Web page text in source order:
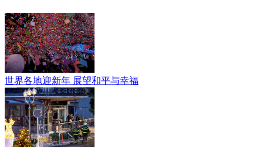
世界各地迎新年 展望和平与幸福